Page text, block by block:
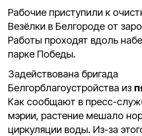
Рабочие приступили к
Везёлки в Белгороде от
Работы проходят вдоль
парке Победы.
Задействована бригада
Белгорблагоустройства из
Как сообщают в пресс-
мэрии, растение мешало
циркуляции воды. Из-за